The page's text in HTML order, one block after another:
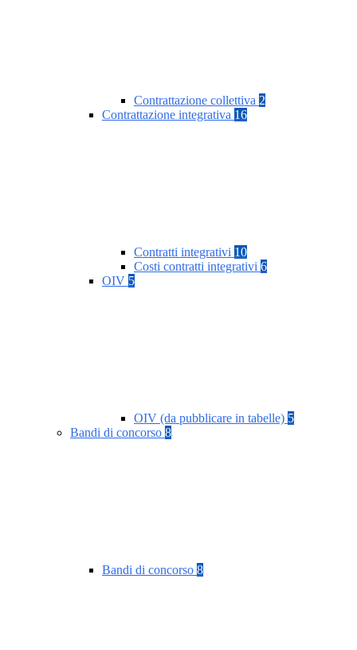
Contrattazione collettiva 2
Contrattazione integrativa 16
Contratti integrativi 10
Costi contratti integrativi 6
OIV 5
OIV (da pubblicare in tabelle) 5
Bandi di concorso 8
Bandi di concorso 8